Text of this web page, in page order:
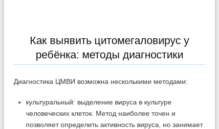
Как выявить цитомегаловирус у
ребёнка: методы диагностики
Диагностика ЦМВИ возможна несколькими методами:
культуральный: выделение вируса в культуре
человеческих клеток. Метод наиболее точен и
позволяет определить активность вируса, но занимает